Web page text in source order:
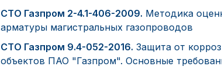
СТО Газпром 2-4.1-406-2009. Методика
арматуры магистральных газопроводов
СТО Газпром 9.4-052-2016. Защита от
объектов ПАО "Газпром". Основные